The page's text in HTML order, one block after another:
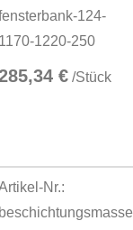
124-
1170-1220-250
€ /Stück
Nr.:
beschichtungsmasse